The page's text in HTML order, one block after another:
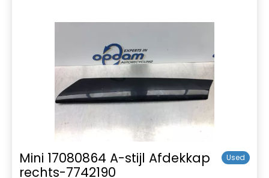
Mini 17080864 A-stijl Afdekkap
rechts-7742190
Used